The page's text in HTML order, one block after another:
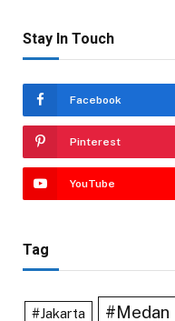
Stay In Touch
Facebook
Pinterest
YouTube
Tag
#Jakarta #Medan